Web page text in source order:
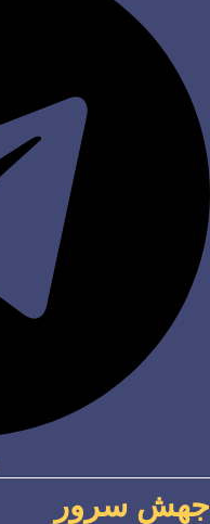
جهش سرور